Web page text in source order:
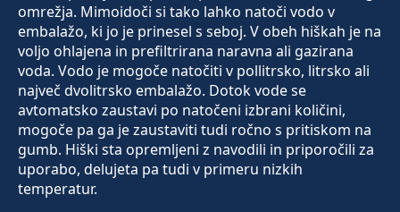
omrežja. Mimoidoči si tako lahko natoči vodo v
embalažo, ki jo je prinesel s seboj. V obeh hiškah je na
voljo ohlajena in prefiltrirana naravna ali gazirana
voda. Vodo je mogoče natočiti v pollitrsko, litrsko ali
največ dvolitrsko embalažo. Dotok vode se
avtomatsko zaustavi po natočeni izbrani količini,
mogoče pa ga je zaustaviti tudi ročno s pritiskom na
gumb. Hiški sta opremljeni z navodili in priporočili za
uporabo, delujeta pa tudi v primeru nizkih
temperatur.